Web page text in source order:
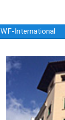
WF-International